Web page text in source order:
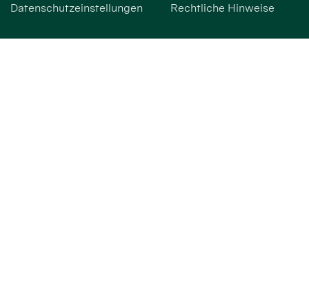
Datenschutzeinstellungen Rechtliche Hinweise